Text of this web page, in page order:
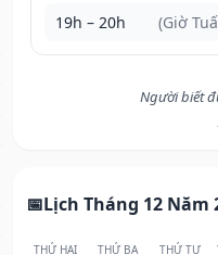
19h – 20h (Giờ
Người biết
Lịch Tháng 12 Năm
THỨ HAI THỨ BA THỨ TƯ